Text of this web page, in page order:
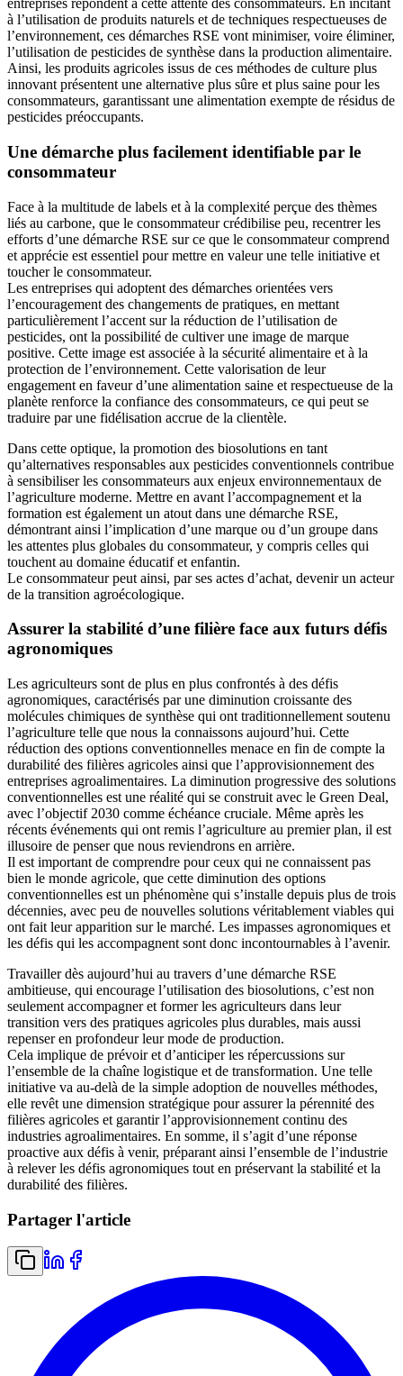
entreprises répondent à cette attente des consommateurs. En incitant
à l’utilisation de produits naturels et de techniques respectueuses de
l’environnement, ces démarches RSE vont minimiser, voire éliminer,
l’utilisation de pesticides de synthèse dans la production alimentaire.
Ainsi, les produits agricoles issus de ces méthodes de culture plus
innovant présentent une alternative plus sûre et plus saine pour les
consommateurs, garantissant une alimentation exempte de résidus de
pesticides préoccupants.
Une démarche plus facilement identifiable par le
consommateur
Face à la multitude de labels et à la complexité perçue des thèmes
liés au carbone, que le consommateur crédibilise peu, recentrer les
efforts d’une démarche RSE sur ce que le consommateur comprend
et apprécie est essentiel pour mettre en valeur une telle initiative et
toucher le consommateur.
Les entreprises qui adoptent des démarches orientées vers
l’encouragement des changements de pratiques, en mettant
particulièrement l’accent sur la réduction de l’utilisation de
pesticides, ont la possibilité de cultiver une image de marque
positive. Cette image est associée à la sécurité alimentaire et à la
protection de l’environnement. Cette valorisation de leur
engagement en faveur d’une alimentation saine et respectueuse de la
planète renforce la confiance des consommateurs, ce qui peut se
traduire par une fidélisation accrue de la clientèle.
Dans cette optique, la promotion des biosolutions en tant
qu’alternatives responsables aux pesticides conventionnels contribue
à sensibiliser les consommateurs aux enjeux environnementaux de
l’agriculture moderne. Mettre en avant l’accompagnement et la
formation est également un atout dans une démarche RSE,
démontrant ainsi l’implication d’une marque ou d’un groupe dans
les attentes plus globales du consommateur, y compris celles qui
touchent au domaine éducatif et enfantin.
Le consommateur peut ainsi, par ses actes d’achat, devenir un acteur
de la transition agroécologique.
Assurer la stabilité d’une filière face aux futurs défis
agronomiques
Les agriculteurs sont de plus en plus confrontés à des défis
agronomiques, caractérisés par une diminution croissante des
molécules chimiques de synthèse qui ont traditionnellement soutenu
l’agriculture telle que nous la connaissons aujourd’hui. Cette
réduction des options conventionnelles menace en fin de compte la
durabilité des filières agricoles ainsi que l’approvisionnement des
entreprises agroalimentaires. La diminution progressive des solutions
conventionnelles est une réalité qui se construit avec le Green Deal,
avec l’objectif 2030 comme échéance cruciale. Même après les
récents événements qui ont remis l’agriculture au premier plan, il est
illusoire de penser que nous reviendrons en arrière.
Il est important de comprendre pour ceux qui ne connaissent pas
bien le monde agricole, que cette diminution des options
conventionnelles est un phénomène qui s’installe depuis plus de trois
décennies, avec peu de nouvelles solutions véritablement viables qui
ont fait leur apparition sur le marché. Les impasses agronomiques et
les défis qui les accompagnent sont donc incontournables à l’avenir.
Travailler dès aujourd’hui au travers d’une démarche RSE
ambitieuse, qui encourage l’utilisation des biosolutions, c’est non
seulement accompagner et former les agriculteurs dans leur
transition vers des pratiques agricoles plus durables, mais aussi
repenser en profondeur leur mode de production.
Cela implique de prévoir et d’anticiper les répercussions sur
l’ensemble de la chaîne logistique et de transformation. Une telle
initiative va au-delà de la simple adoption de nouvelles méthodes,
elle revêt une dimension stratégique pour assurer la pérennité des
filières agricoles et garantir l’approvisionnement continu des
industries agroalimentaires. En somme, il s’agit d’une réponse
proactive aux défis à venir, préparant ainsi l’ensemble de l’industrie
à relever les défis agronomiques tout en préservant la stabilité et la
durabilité des filières.
Partager l'article